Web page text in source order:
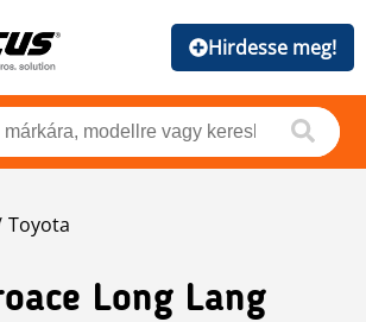
Hirdesse meg!
Toyota
Long Lang